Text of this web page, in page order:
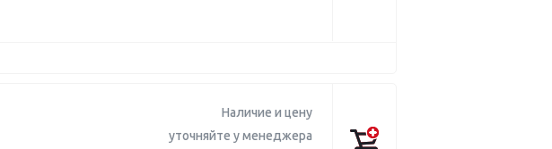
Наличие и цену
уточняйте у менеджера